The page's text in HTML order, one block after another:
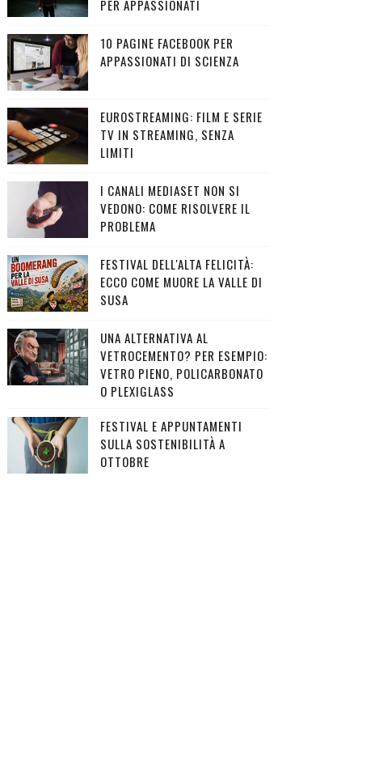
PER APPASSIONATI
10 PAGINE FACEBOOK PER
APPASSIONATI DI SCIENZA
EUROSTREAMING: FILM E SERIE
TV IN STREAMING, SENZA
LIMITI
I CANALI MEDIASET NON SI
VEDONO: COME RISOLVERE IL
PROBLEMA
FESTIVAL DELL'ALTA FELICITÀ:
ECCO COME MUORE LA VALLE DI
SUSA
UNA ALTERNATIVA AL
VETROCEMENTO? PER ESEMPIO:
VETRO PIENO, POLICARBONATO
O PLEXIGLASS
FESTIVAL E APPUNTAMENTI
SULLA SOSTENIBILITÀ A
OTTOBRE